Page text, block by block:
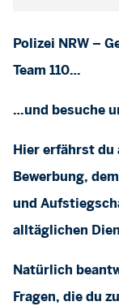
Polizei NRW –
Team 110…
…und besuche
Hier erfährst du
Bewerbung,
und
alltäglichen
Natürlich
Fragen, die du